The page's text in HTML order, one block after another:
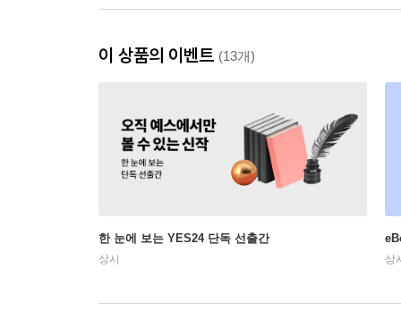
이 상품의 이벤트 (13개)
한 눈에 보는 YES24 단독 선출간
상시 상